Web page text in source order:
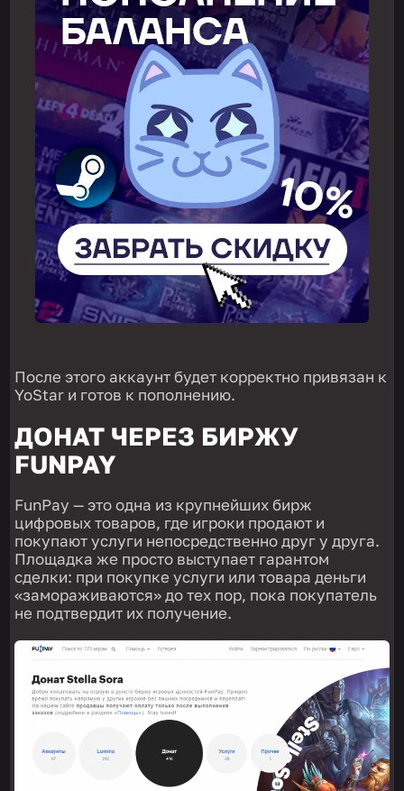
После этого аккаунт будет корректно привязан к
YoStar и готов к пополнению.
ДОНАТ ЧЕРЕЗ БИРЖУ
FUNPAY
FunPay — это одна из крупнейших бирж
цифровых товаров, где игроки продают и
покупают услуги непосредственно друг у друга.
Площадка же просто выступает гарантом
сделки: при покупке услуги или товара деньги
«замораживаются» до тех пор, пока покупатель
не подтвердит их получение.